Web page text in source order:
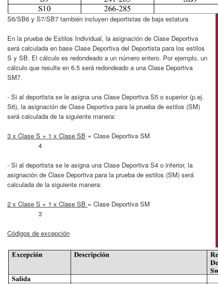
S6/SB6 y S7/SB7 también incluyen deportistas de baja estatura
En la prueba de Estilos Individual, la asignación de Clase Deportiva
será calculada en base Clase Deportiva del Deportista para los estilos
S y SB. El cálculo es redondeado a un número entero. Por ejemplo, un
cálculo que resulte en 6.5 será redondeado a una Clase Deportiva
SM7.
- Si al deportista se le asigna una Clase Deportiva S5 o superior (p.ej.
S6), la asignación de Clase Deportiva para la prueba de estilos (SM)
será calculada de la siguiente manera:
3 x Clase S + 1 x Clase SB = Clase Deportiva SM
4
- Si al deportista se le asigna una Clase Deportiva S4 o inferior, la
asignación de Clase Deportiva para la prueba de estilos (SM) será
calculada de la siguiente manera:
2 x Clase S + 1 x Clase SB = Clase Deportiva SM
3
Códigos de excepción